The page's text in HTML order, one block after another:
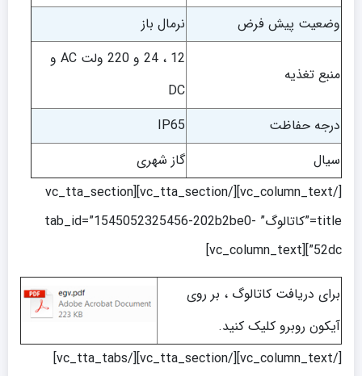
وضعیت پیش فرض
نرمال باز
منبع تغذیه
12 ، 24 و 220 ولت AC و
DC
درجه حفاظت
IP65
سیال
گاز شهری
[/vc_column_text][/vc_tta_section][vc_tta_section
title=”کاتالوگ” tab_id=”1545052325456-202b2be0-
52dc”][vc_column_text]
برای دریافت کاتالوگ ، بر روی
آیکون روبرو کلیک کنید.
[/vc_column_text][/vc_tta_section][/vc_tta_tabs]